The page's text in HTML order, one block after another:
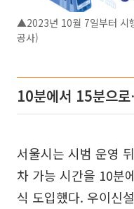
▲2023년 10월 7일부터 시
공사)
10분에서 15분으
서울시는 시범 운영
차 가능 시간을 10분
식 도입했다. 우이신